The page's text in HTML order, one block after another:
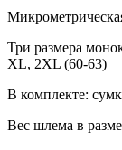
Три размера
XL, 2XL (60-63)
В комплекте:
Вес шлема в